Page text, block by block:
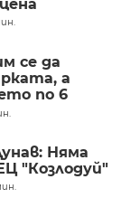
се да
а
по 6
18 евро
Няма
"Козлодуй"